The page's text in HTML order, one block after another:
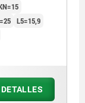
L5=15,9
DETALLES